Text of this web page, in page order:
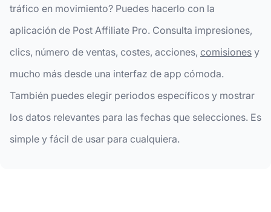
tráfico en movimiento? Puedes hacerlo con la
aplicación de Post Affiliate Pro. Consulta impresiones,
clics, número de ventas, costes, acciones, comisiones y
mucho más desde una interfaz de app cómoda.
También puedes elegir periodos específicos y mostrar
los datos relevantes para las fechas que selecciones. Es
simple y fácil de usar para cualquiera.